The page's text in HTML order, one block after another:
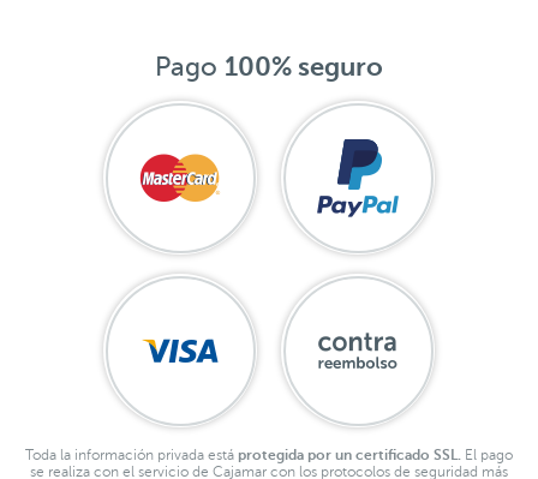
Pago 100% seguro
Toda la información privada está protegida por un certificado SSL.
El pago
se realiza con el servicio de Cajamar con los protocolos de seguridad más